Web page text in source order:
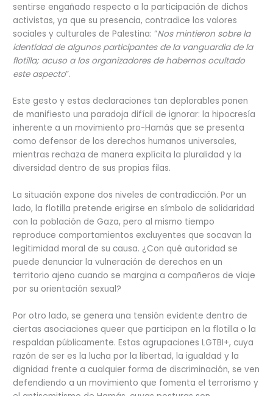
sentirse engañado respecto a la participación de dichos
activistas, ya que su presencia, contradice los valores
sociales y culturales de Palestina: “Nos mintieron sobre la
identidad de algunos participantes de la vanguardia de la
flotilla; acuso a los organizadores de habernos ocultado
este aspecto”.
Este gesto y estas declaraciones tan deplorables ponen
de manifiesto una paradoja difícil de ignorar: la hipocresía
inherente a un movimiento pro-Hamás que se presenta
como defensor de los derechos humanos universales,
mientras rechaza de manera explícita la pluralidad y la
diversidad dentro de sus propias filas.
La situación expone dos niveles de contradicción. Por un
lado, la flotilla pretende erigirse en símbolo de solidaridad
con la población de Gaza, pero al mismo tiempo
reproduce comportamientos excluyentes que socavan la
legitimidad moral de su causa. ¿Con qué autoridad se
puede denunciar la vulneración de derechos en un
territorio ajeno cuando se margina a compañeros de viaje
por su orientación sexual?
Por otro lado, se genera una tensión evidente dentro de
ciertas asociaciones queer que participan en la flotilla o la
respaldan públicamente. Estas agrupaciones LGTBI+, cuya
razón de ser es la lucha por la libertad, la igualdad y la
dignidad frente a cualquier forma de discriminación, se ven
defendiendo a un movimiento que fomenta el terrorismo y